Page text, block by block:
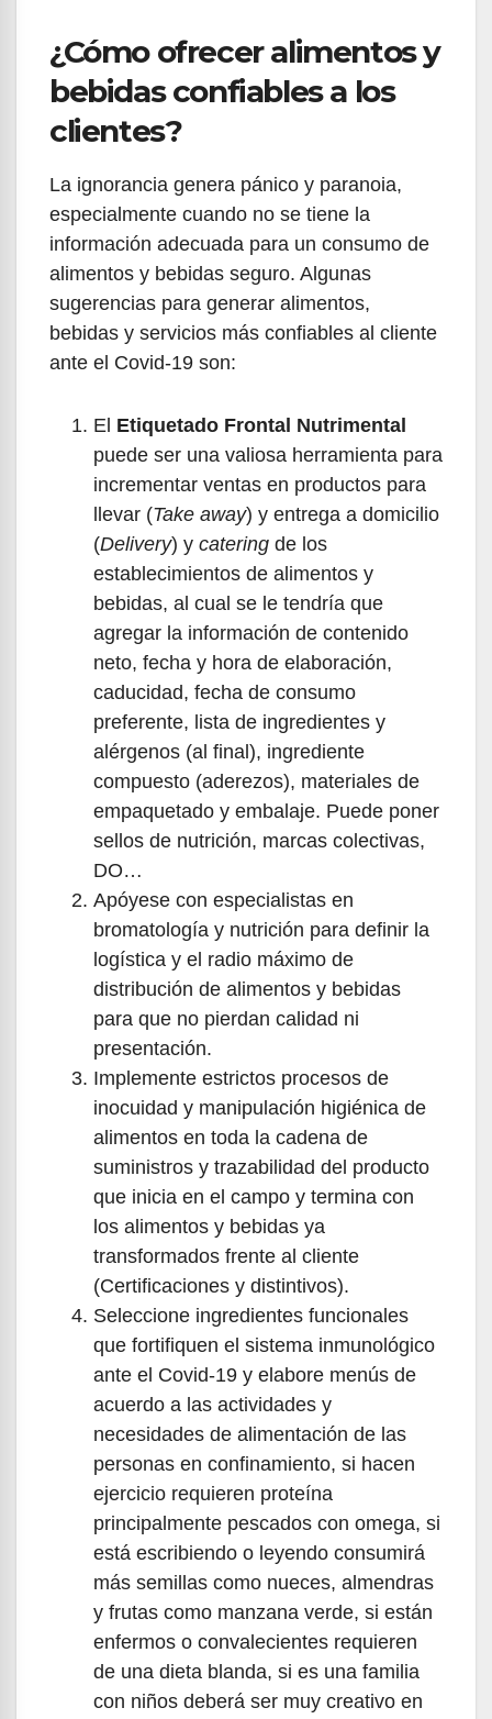
¿Cómo ofrecer alimentos y
bebidas confiables a los
clientes?
La ignorancia genera pánico y paranoia,
especialmente cuando no se tiene la
información adecuada para un consumo de
alimentos y bebidas seguro. Algunas
sugerencias para generar alimentos,
bebidas y servicios más confiables al cliente
ante el Covid-19 son:
El Etiquetado Frontal Nutrimental
puede ser una valiosa herramienta para
incrementar ventas en productos para
llevar (Take away) y entrega a domicilio
(Delivery) y catering de los
establecimientos de alimentos y
bebidas, al cual se le tendría que
agregar la información de contenido
neto, fecha y hora de elaboración,
caducidad, fecha de consumo
preferente, lista de ingredientes y
alérgenos (al final), ingrediente
compuesto (aderezos), materiales de
empaquetado y embalaje. Puede poner
sellos de nutrición, marcas colectivas,
DO…
Apóyese con especialistas en
bromatología y nutrición para definir la
logística y el radio máximo de
distribución de alimentos y bebidas
para que no pierdan calidad ni
presentación.
Implemente estrictos procesos de
inocuidad y manipulación higiénica de
alimentos en toda la cadena de
suministros y trazabilidad del producto
que inicia en el campo y termina con
los alimentos y bebidas ya
transformados frente al cliente
(Certificaciones y distintivos).
Seleccione ingredientes funcionales
que fortifiquen el sistema inmunológico
ante el Covid-19 y elabore menús de
acuerdo a las actividades y
necesidades de alimentación de las
personas en confinamiento, si hacen
ejercicio requieren proteína
principalmente pescados con omega, si
está escribiendo o leyendo consumirá
más semillas como nueces, almendras
y frutas como manzana verde, si están
enfermos o convalecientes requieren
de una dieta blanda, si es una familia
con niños deberá ser muy creativo en